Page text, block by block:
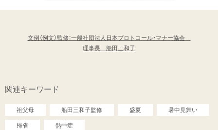
文例（例文）監修：一般社団法人日本プロトコール・マナー協会
理事長 船田三和子
関連キーワード
祖父母 船田三和子監修 盛夏 暑中見舞い
帰省 熱中症